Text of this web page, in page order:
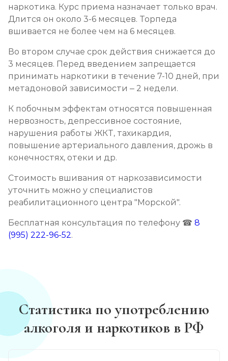
наркотика. Курс приема назначает только врач.
Длится он около 3-6 месяцев. Торпеда
вшивается не более чем на 6 месяцев.
Во втором случае срок действия снижается до
3 месяцев. Перед введением запрещается
принимать наркотики в течение 7-10 дней, при
метадоновой зависимости – 2 недели.
К побочным эффектам относятся повышенная
нервозность, депрессивное состояние,
нарушения работы ЖКТ, тахикардия,
повышение артериального давления, дрожь в
конечностях, отеки и др.
Стоимость вшивания от наркозависимости
уточнить можно у специалистов
реабилитационного центра "Морской".
Бесплатная консультация по телефону ☎ 8
(995) 222-96-52.
Статистика по употреблению
алкоголя и наркотиков в РФ